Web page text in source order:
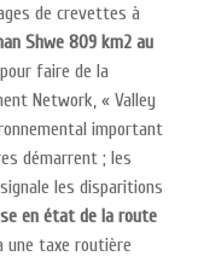
de crevettes à
Shwe 809 km2 au
faire de la
Network, « Valley
important
démarrent ; les
les disparitions
en état de la route
une taxe routière